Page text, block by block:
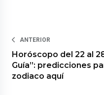
ANTERIOR
Horóscopo del 22 al
Guía”: predicciones
zodiaco aquí